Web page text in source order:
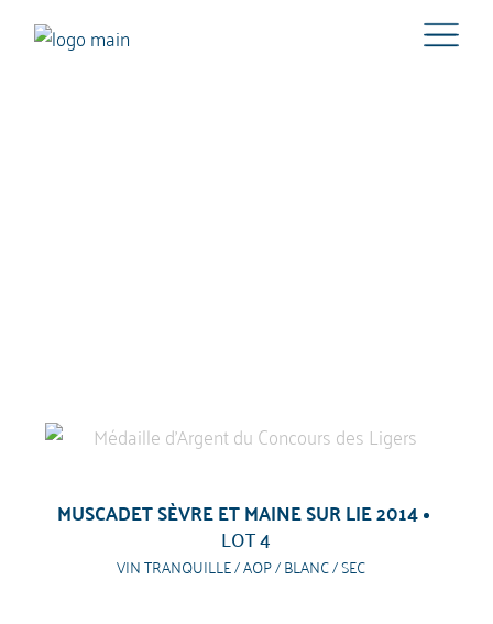
MUSCADET SÈVRE ET MAINE SUR LIE 2014
LOT 4
VIN TRANQUILLE / AOP / BLANC / SEC